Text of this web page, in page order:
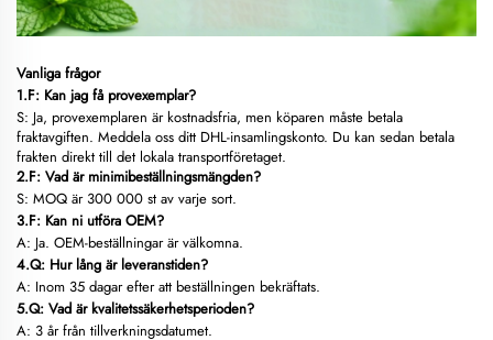
Vanliga frågor
1.F: Kan jag få provexemplar?
S: Ja, provexemplaren är kostnadsfria, men köparen måste betala
fraktavgiften. Meddela oss ditt DHL-insamlingskonto. Du kan sedan betala
frakten direkt till det lokala transportföretaget.
2.F: Vad är minimibeställningsmängden?
S: MOQ är 300 000 st av varje sort.
3.F: Kan ni utföra OEM?
A: Ja. OEM-beställningar är välkomna.
4.Q: Hur lång är leveranstiden?
A: Inom 35 dagar efter att beställningen bekräftats.
5.Q: Vad är kvalitetssäkerhetsperioden?
A: 3 år från tillverkningsdatumet.